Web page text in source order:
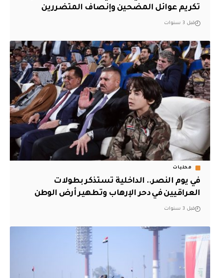
تكريم عوائل المضحين وإنصاف المتضررين
قبل 3 سنوات
محليات
في يوم النصر.. الداخلية تستذكر بطولات
العراقيين في دحر الإرهاب وتطهير أرض الوطن
قبل 3 سنوات